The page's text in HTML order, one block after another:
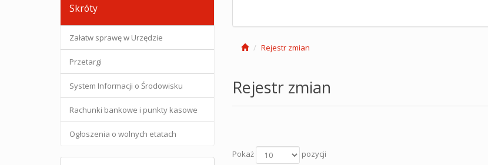
Skróty
Załatw sprawę w Urzędzie
Przetargi
System Informacji o Środowisku
Rachunki bankowe i punkty kasowe
Ogłoszenia o wolnych etatach
Rejestr zmian
Rejestr zmian
Pokaż pozycji